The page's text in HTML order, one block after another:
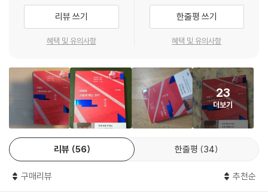
에 대한 명쾌한 조언이 바로 여기, 당신 앞에 있다.
정말 중요한, 살면서 한 번은 꼭 알아야 할 이야기
· 사람 보는 눈을 키우는 법
· 상대의 마음을 얻고 싶을 때 가져야 할 태도
· 감정의 홍수 속에서도 단단한 내가 되는 법
· 자존감이 떨어질 때 필요한 말들
이미 세 권의 책을 베스트셀러로 만든 작가이자, 80만 명의 구독자를 보유
7년간의 상담 중에 사람들이 가장 많이 고민했던 문제들만 골라내 이 책에
리뷰 쓰기
혜택 및 유의사항
한줄평 쓰기
혜택 및 유의사항
23
더보기
리뷰 56 한줄평 34
구매리뷰 추천순